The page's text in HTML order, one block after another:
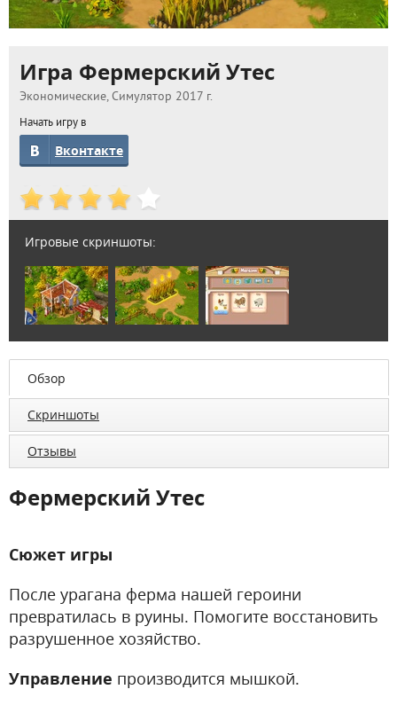
Игра Фермерский Утес
Экономические, Симулятор 2017 г.
Начать игру в
Вконтакте
Игровые скриншоты:
Обзор
Скриншоты
Отзывы
Фермерский Утес
Сюжет игры
После урагана ферма нашей героини
превратилась в руины. Помогите восстановить
разрушенное хозяйство.
Управление производится мышкой.